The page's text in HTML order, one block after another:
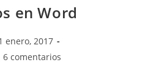
en Word
enero, 2017
6 comentarios